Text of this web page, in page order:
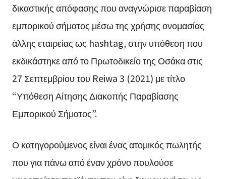
δικαστικής απόφασης που αναγνώρισε παραβίαση
εμπορικού σήματος μέσω της χρήσης ονομασίας
άλλης εταιρείας ως hashtag, στην υπόθεση που
εκδικάστηκε από το Πρωτοδικείο της Οσάκα στις
27 Σεπτεμβρίου του Reiwa 3 (2021) με τίτλο
“Υπόθεση Αίτησης Διακοπής Παραβίασης
Εμπορικού Σήματος”.
Ο κατηγορούμενος είναι ένας ατομικός πωλητής
που για πάνω από έναν χρόνο πουλούσε